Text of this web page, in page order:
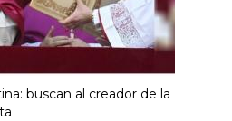
buscan al creador de la